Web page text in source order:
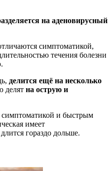
на аденовирусный
симптоматикой,
течения болезни
делится ещё на несколько
делят на острую и
симптоматикой и быстрым
имеет
гораздо дольше.